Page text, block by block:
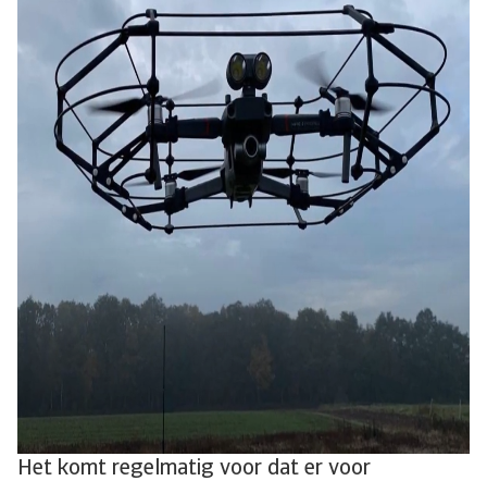
Het komt regelmatig voor dat er voor